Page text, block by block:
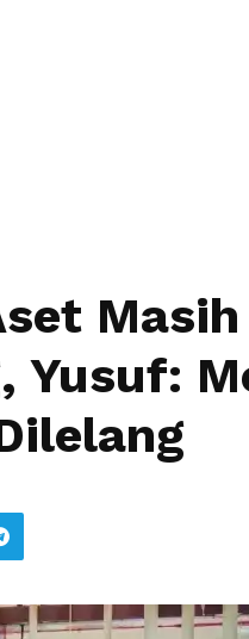
Masih
Yusuf: